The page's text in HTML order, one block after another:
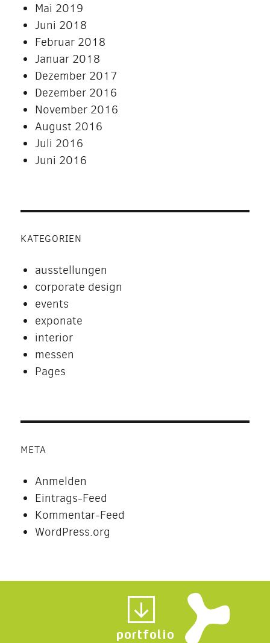
Mai 2019
Juni 2018
Februar 2018
Januar 2018
Dezember 2017
Dezember 2016
November 2016
August 2016
Juli 2016
Juni 2016
KATEGORIEN
ausstellungen
corporate design
events
exponate
interior
messen
Pages
META
Anmelden
Eintrags-Feed
Kommentar-Feed
WordPress.org
portfolio